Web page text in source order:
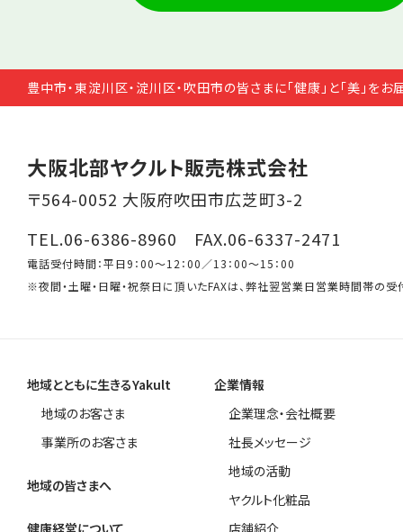
豊中市・東淀川区・淀川区・吹田市の皆さまに「健康」と「美」をお
大阪北部ヤクルト販売株式会社
〒564-0052 大阪府吹田市広芝町3-2
TEL.06-6386-8960 FAX.06-6337-2471
電話受付時間：平日9：00～12：00／13：00～15：00
※夜間・土曜・日曜・祝祭日に頂いたFAXは、弊社翌営業日営業時間帯の受
地域とともに生きるYakult
地域のお客さま
事業所のお客さま
地域の皆さまへ
健康経営について
企業情報
企業理念・会社概要
社長メッセージ
地域の活動
ヤクルト化粧品
店舗紹介